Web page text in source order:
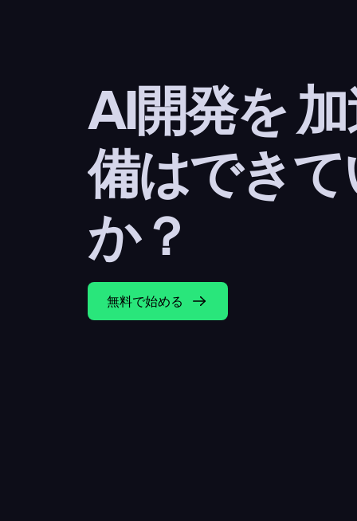
AI開発を
備はでき
か？
無料で始める